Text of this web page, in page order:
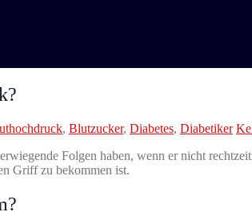
, Blutzucker, Diabetes, Diabetiker
Folgen haben, wenn er nicht
Griff zu bekommen ist.